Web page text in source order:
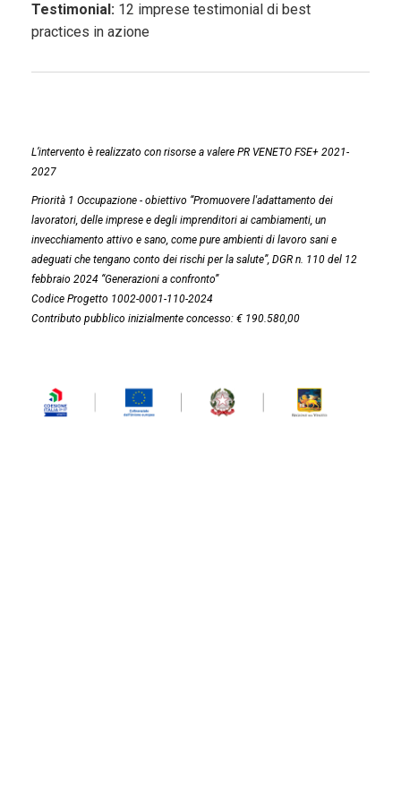
Testimonial: 12 imprese testimonial di best
practices in azione
L’intervento è realizzato con risorse a valere PR VENETO FSE+ 2021-
2027
Priorità 1 Occupazione - obiettivo “Promuovere l'adattamento dei
lavoratori, delle imprese e degli imprenditori ai cambiamenti, un
invecchiamento attivo e sano, come pure ambienti di lavoro sani e
adeguati che tengano conto dei rischi per la salute”, DGR n. 110 del 12
febbraio 2024 “Generazioni a confronto”
Codice Progetto 1002-0001-110-2024
Contributo pubblico inizialmente concesso: € 190.580,00